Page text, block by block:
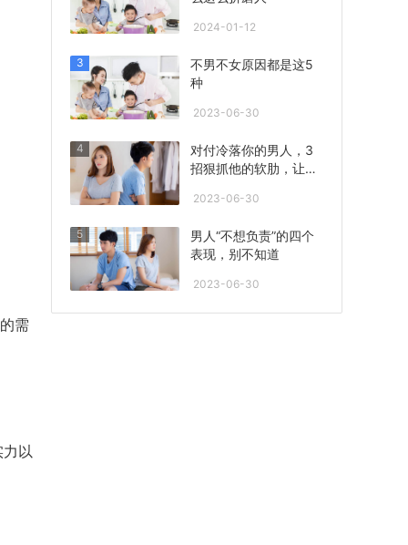
需
以
2024-01-12
3
不男不女原因都是这5
种
2023-06-30
4
对付冷落你的男人，3
招狠抓他的软肋，让他
2023-06-30
5
男人“不想负责”的四个
表现，别不知道
2023-06-30